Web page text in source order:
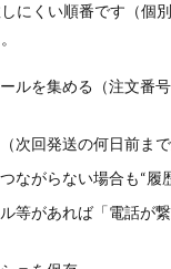
にくい順番です（個
ルを集める（注文番
次回発送の何日前まで
ながらない場合も“履
等があれば「電話が